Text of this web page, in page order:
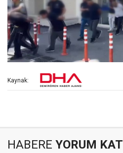
Kaynak:
HABERE YORUM KAT